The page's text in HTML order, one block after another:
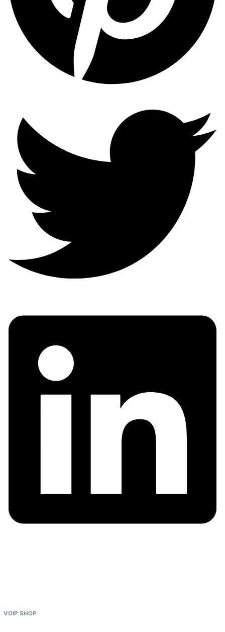
VOIP SHOP